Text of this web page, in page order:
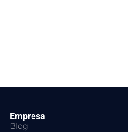
Empresa
Blog